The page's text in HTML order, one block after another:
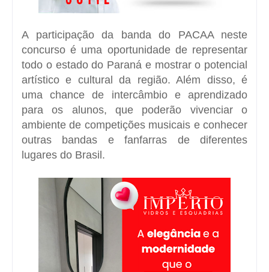
A participação da banda do PACAA neste
concurso é uma oportunidade de representar
todo o estado do Paraná e mostrar o potencial
artístico e cultural da região. Além disso, é
uma chance de intercâmbio e aprendizado
para os alunos, que poderão vivenciar o
ambiente de competições musicais e conhecer
outras bandas e fanfarras de diferentes
lugares do Brasil.